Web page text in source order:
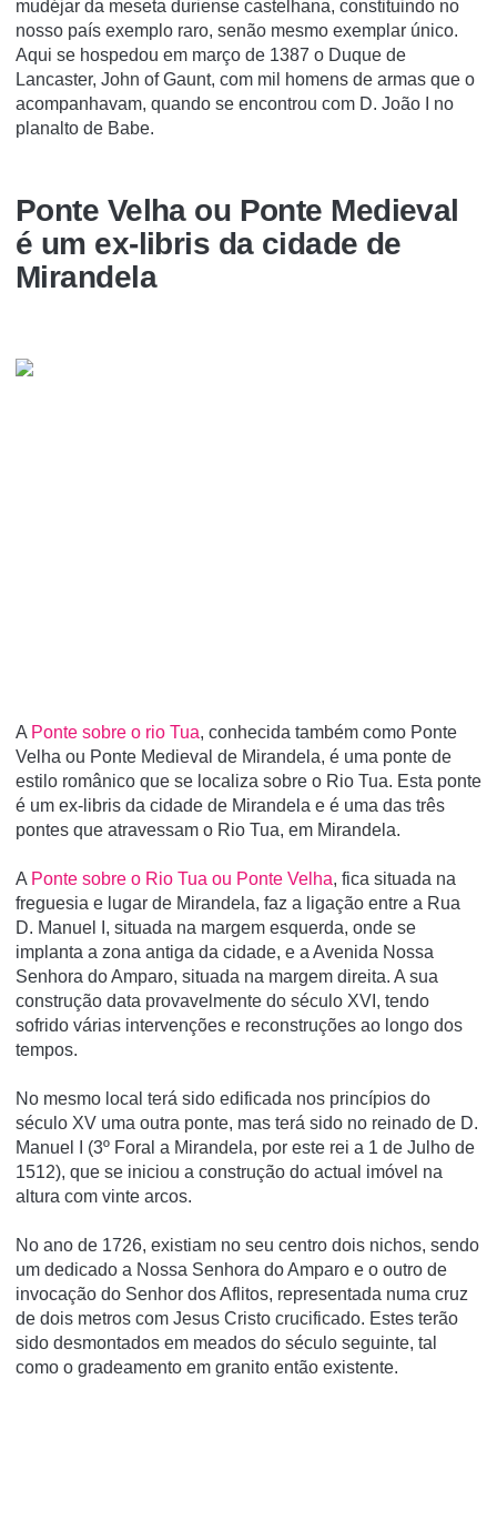
mudéjar da meseta duriense castelhana, constituindo no
nosso país exemplo raro, senão mesmo exemplar único.
Aqui se hospedou em março de 1387 o Duque de
Lancaster, John of Gaunt, com mil homens de armas que o
acompanhavam, quando se encontrou com D. João I no
planalto de Babe.
Ponte Velha ou Ponte Medieval
é um ex-libris da cidade de
Mirandela
A Ponte sobre o rio Tua, conhecida também como Ponte
Velha ou Ponte Medieval de Mirandela, é uma ponte de
estilo românico que se localiza sobre o Rio Tua. Esta ponte
é um ex-libris da cidade de Mirandela e é uma das três
pontes que atravessam o Rio Tua, em Mirandela.
A Ponte sobre o Rio Tua ou Ponte Velha, fica situada na
freguesia e lugar de Mirandela, faz a ligação entre a Rua
D. Manuel I, situada na margem esquerda, onde se
implanta a zona antiga da cidade, e a Avenida Nossa
Senhora do Amparo, situada na margem direita. A sua
construção data provavelmente do século XVI, tendo
sofrido várias intervenções e reconstruções ao longo dos
tempos.
No mesmo local terá sido edificada nos princípios do
século XV uma outra ponte, mas terá sido no reinado de D.
Manuel I (3º Foral a Mirandela, por este rei a 1 de Julho de
1512), que se iniciou a construção do actual imóvel na
altura com vinte arcos.
No ano de 1726, existiam no seu centro dois nichos, sendo
um dedicado a Nossa Senhora do Amparo e o outro de
invocação do Senhor dos Aflitos, representada numa cruz
de dois metros com Jesus Cristo crucificado. Estes terão
sido desmontados em meados do século seguinte, tal
como o gradeamento em granito então existente.